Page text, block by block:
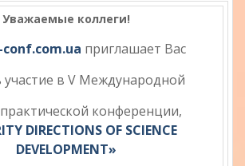
Уважаемые коллеги!
приглашает Вас
участие в V Международной
конференции,
DIRECTIONS OF SCIENCE
DEVELOPMENT»